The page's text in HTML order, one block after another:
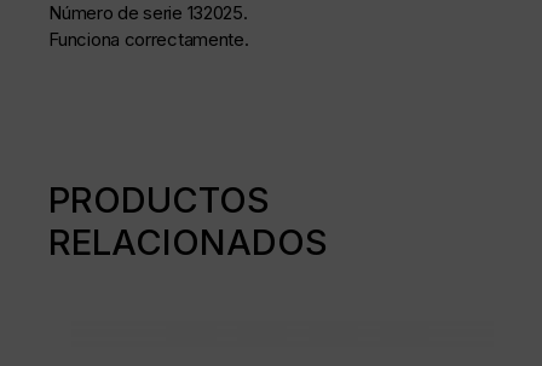
Número de serie 132025.
Funciona correctamente.
PRODUCTOS
RELACIONADOS